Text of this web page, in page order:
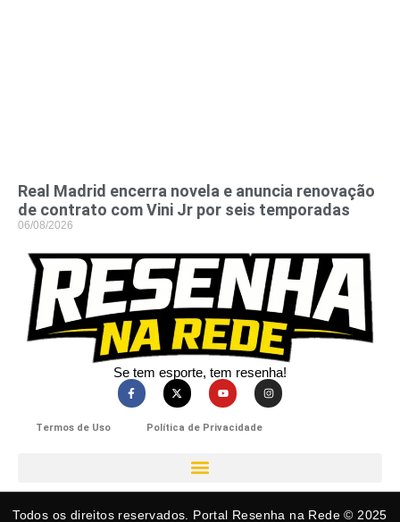
Real Madrid encerra novela e anuncia renovação
de contrato com Vini Jr por seis temporadas
06/08/2026
Se tem esporte, tem resenha!​
Termos de Uso Política de Privacidade
Todos os direitos reservados. Portal Resenha na Rede © 2025